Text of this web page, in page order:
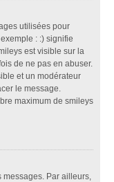
utilisées pour
: :) signifie
est visible sur la
de ne pas en abuser.
et un modérateur
le message.
maximum de smileys
messages. Par ailleurs,